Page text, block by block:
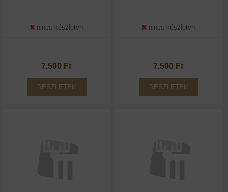
nincs készleten
7.500 Ft
RÉSZLETEK
nincs készleten
7.500 Ft
RÉSZLETEK